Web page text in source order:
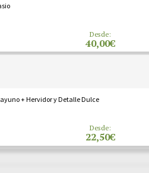
Desde:
40,00€
+ Hervidor y Detalle Dulce
Desde:
22,50€